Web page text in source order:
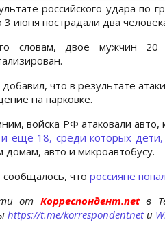
российского удара по
июня пострадали два
словам, двое мужчин
что в результате
на парковке.
войска РФ атаковали
и еще 18, среди которых дети,
авто и микроавтобусу.
сообщалось, что россияне
от Корреспондент.netв
https://t.me/korrespondentnetи